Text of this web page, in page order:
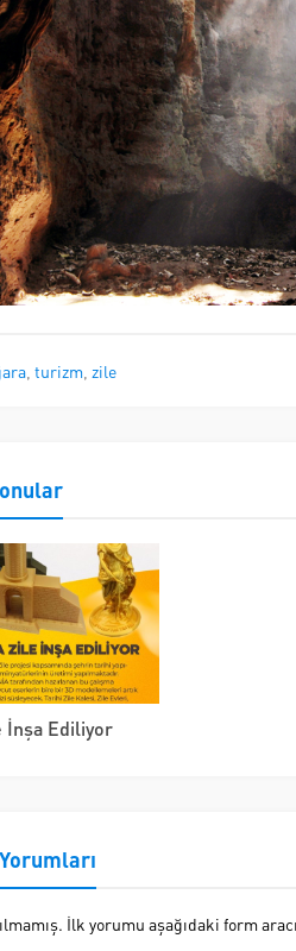
turizm zile
İnşa Ediliyor
İlk yorumu aşağıdaki form